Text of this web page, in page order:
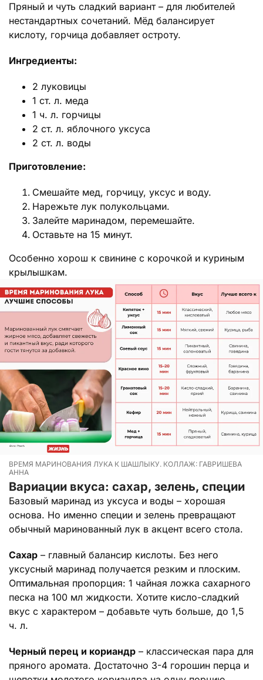
Пряный и чуть сладкий вариант – для любителей
нестандартных сочетаний. Мёд балансирует
кислоту, горчица добавляет остроту.
Ингредиенты:
2 луковицы
1 ст. л. меда
1 ч. л. горчицы
2 ст. л. яблочного уксуса
2 ст. л. воды
Приготовление:
Смешайте мед, горчицу, уксус и воду.
Нарежьте лук полукольцами.
Залейте маринадом, перемешайте.
Оставьте на 15 минут.
Особенно хорош к свинине с корочкой и куриным
крылышкам.
ВРЕМЯ МАРИНОВАНИЯ ЛУКА К ШАШЛЫКУ. КОЛЛАЖ: ГАВРИШЕВА
АННА
Вариации вкуса: сахар, зелень, специи
Базовый маринад из уксуса и воды – хорошая
основа. Но именно специи и зелень превращают
обычный маринованный лук в акцент всего стола.
Сахар – главный балансир кислоты. Без него
уксусный маринад получается резким и плоским.
Оптимальная пропорция: 1 чайная ложка сахарного
песка на 100 мл жидкости. Хотите кисло-сладкий
вкус с характером – добавьте чуть больше, до 1,5
ч. л.
Черный перец и кориандр – классическая пара для
пряного аромата. Достаточно 3-4 горошин перца и